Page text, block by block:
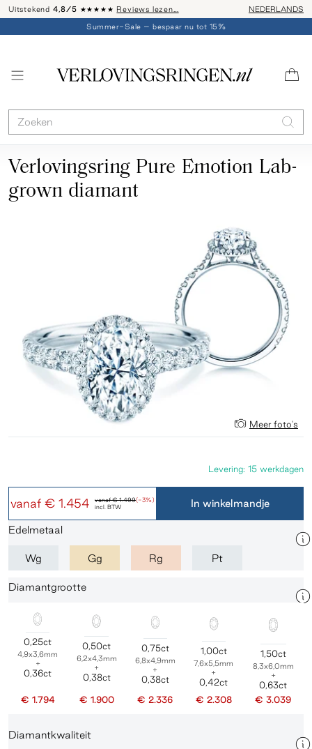
Uitstekend 4,8/5 ★★★★★ Reviews lezen… Advies: 020 -
NEDERLANDS
Summer-Sale – bespaar nu tot 15%
Verlovingsring Pure Emotion Lab-
grown diamant
Meer foto's
vanaf€ 1.499(-3%)
vanaf € 1.454 incl. BTW
Levering: 15 werkdagen
In winkelmandje
Edelmetaal
Wg Gg Rg Pt
Diamantgrootte
0,25ct
4,9x3,6mm
+
0,36ct
€ 1.794
0,50ct
6,2x4,3mm
+
0,38ct
€ 1.900
0,75ct
6,8x4,9mm
+
0,38ct
€ 2.336
1,00ct
7,6x5,5mm
+
0,42ct
€ 2.308
1,50ct
8,3x6,0mm
+
0,63ct
€ 3.039
Diamantkwaliteit